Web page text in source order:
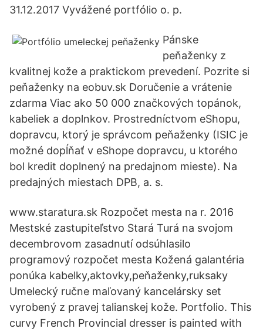
31.12.2017 Vyvážené portfólio o. p.
Pánske
peňaženky z
kvalitnej kože a praktickom prevedení. Pozrite si
peňaženky na eobuv.sk Doručenie a vrátenie
zdarma Viac ako 50 000 značkových topánok,
kabeliek a doplnkov. Prostredníctvom eShopu,
dopravcu, ktorý je správcom peňaženky (ISIC je
možné dopĺňať v eShope dopravcu, u ktorého
bol kredit doplnený na predajnom mieste). Na
predajných miestach DPB, a. s.
www.staratura.sk Rozpočet mesta na r. 2016
Mestské zastupiteľstvo Stará Turá na svojom
decembrovom zasadnutí odsúhlasilo
programový rozpočet mesta Kožená galantéria
ponúka kabelky,aktovky,peňaženky,ruksaky
Umelecký ručne maľovaný kancelársky set
vyrobený z pravej talianskej kože. Portfolio. This
curvy French Provincial dresser is painted with